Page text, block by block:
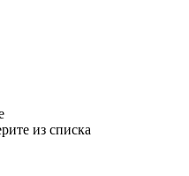
из списка